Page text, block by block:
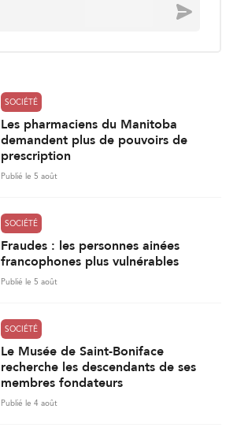
Envoyer
SOCIÉTÉ
Les pharmaciens du Manitoba
demandent plus de pouvoirs de
prescription
Publié le 5 août
SOCIÉTÉ
Fraudes : les personnes ainées
francophones plus vulnérables
Publié le 5 août
SOCIÉTÉ
Le Musée de Saint-Boniface
recherche les descendants de ses
membres fondateurs
Publié le 4 août